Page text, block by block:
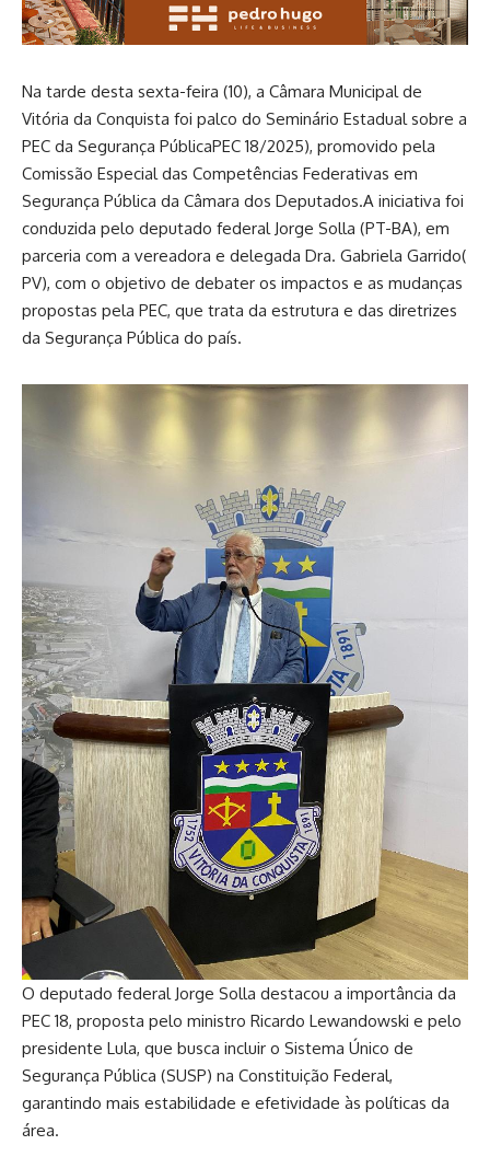
Na tarde desta sexta-feira (10), a Câmara Municipal de
Vitória da Conquista foi palco do Seminário Estadual sobre a
PEC da Segurança PúblicaPEC 18/2025), promovido pela
Comissão Especial das Competências Federativas em
Segurança Pública da Câmara dos Deputados.A iniciativa foi
conduzida pelo deputado federal Jorge Solla (PT-BA), em
parceria com a vereadora e delegada Dra. Gabriela Garrido(
PV), com o objetivo de debater os impactos e as mudanças
propostas pela PEC, que trata da estrutura e das diretrizes
da Segurança Pública do país.
O deputado federal Jorge Solla destacou a importância da
PEC 18, proposta pelo ministro Ricardo Lewandowski e pelo
presidente Lula, que busca incluir o Sistema Único de
Segurança Pública (SUSP) na Constituição Federal,
garantindo mais estabilidade e efetividade às políticas da
área.